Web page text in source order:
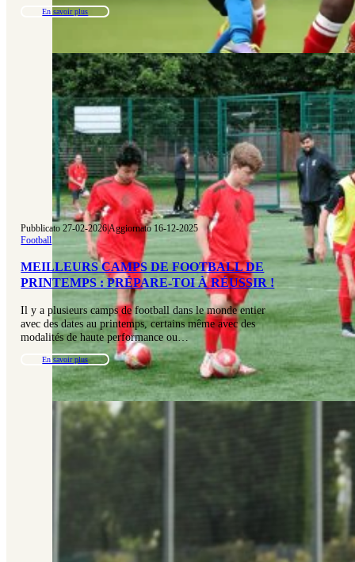
En savoir plus
Pubblicato 27-02-2026|Aggiornato 16-12-2025
Football
MEILLEURS CAMPS DE FOOTBALL DE
PRINTEMPS : PRÉPARE-TOI À RÉUSSIR !
Il y a plusieurs camps de football dans le monde entier
avec des dates au printemps, certains même avec des
modalités de haute performance ou…
En savoir plus